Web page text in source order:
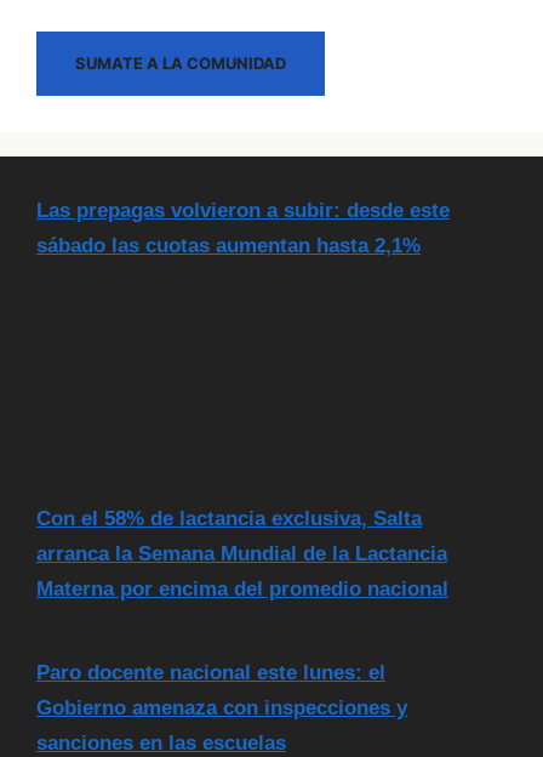
SUMATE A LA COMUNIDAD
Las prepagas volvieron a subir: desde este
sábado las cuotas aumentan hasta 2,1%
Con el 58% de lactancia exclusiva, Salta
arranca la Semana Mundial de la Lactancia
Materna por encima del promedio nacional
Paro docente nacional este lunes: el
Gobierno amenaza con inspecciones y
sanciones en las escuelas